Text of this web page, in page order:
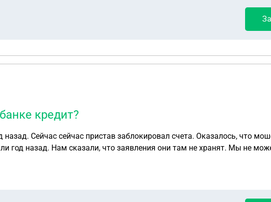
кредит?
Сейчас сейчас пристав заблокировал счета. Оказалось, что
год назад. Нам сказали, что заявления они там не хранят. Мы не